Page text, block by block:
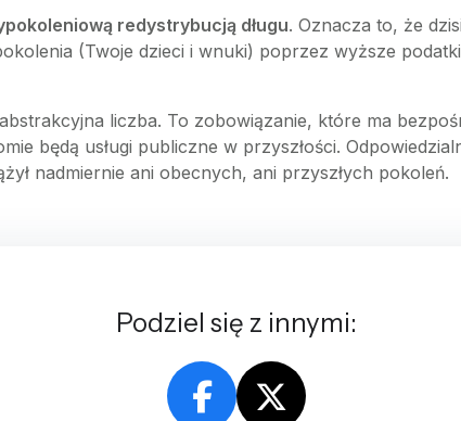
redystrybucją długu. Oznacza to, że
(Twoje dzieci i wnuki) poprzez wyższe
liczba. To zobowiązanie, które ma
będą usługi publiczne w przyszłości.
nadmiernie ani obecnych, ani przyszłych pokoleń.
Podziel się z innymi: